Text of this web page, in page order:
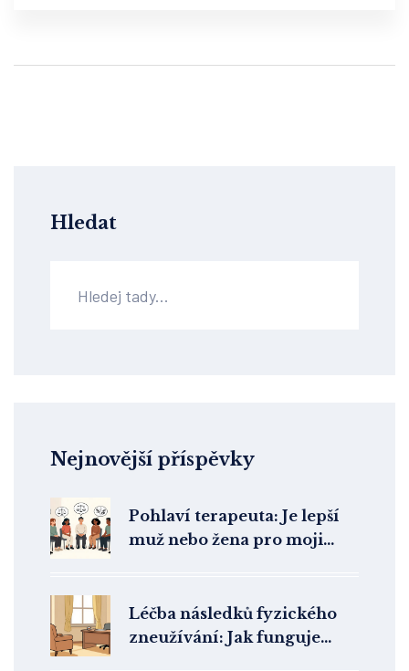
Hledat
Nejnovější příspěvky
Pohlaví terapeuta: Je lepší
muž nebo žena pro moji
Léčba následků fyzického
zneužívání: Jak funguje